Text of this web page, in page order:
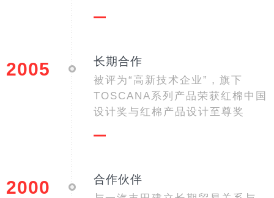
2005 长期合作
被评为“高新技术企业”，旗下
TOSCANA系列产品荣获红棉中国
设计奖与红棉产品设计至尊奖
2000 合作伙伴